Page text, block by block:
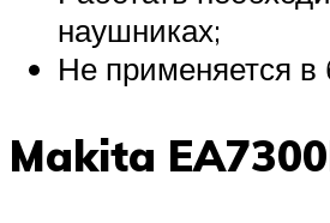
наушниках;
Не применяется в
Makita